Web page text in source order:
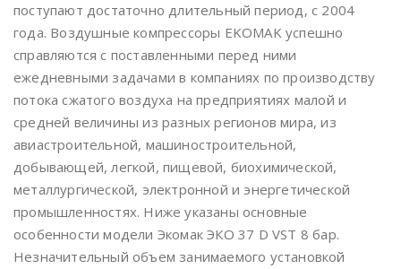
поступают достаточно длительный период, с 2004
года. Воздушные компрессоры EKOMAK успешно
справляются с поставленными перед ними
ежедневными задачами в компаниях по производству
потока сжатого воздуха на предприятиях малой и
средней величины из разных регионов мира, из
авиастроительной, машиностроительной,
добывающей, легкой, пищевой, биохимической,
металлургической, электронной и энергетической
промышленностях. Ниже указаны основные
особенности модели Экомак ЭКО 37 D VST 8 бар.
Незначительный объем занимаемого установкой